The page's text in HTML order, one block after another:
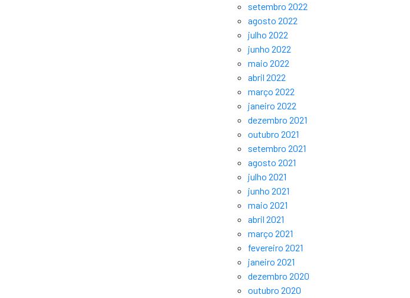
setembro 2022
agosto 2022
julho 2022
junho 2022
maio 2022
abril 2022
março 2022
janeiro 2022
dezembro 2021
outubro 2021
setembro 2021
agosto 2021
julho 2021
junho 2021
maio 2021
abril 2021
março 2021
fevereiro 2021
janeiro 2021
dezembro 2020
outubro 2020